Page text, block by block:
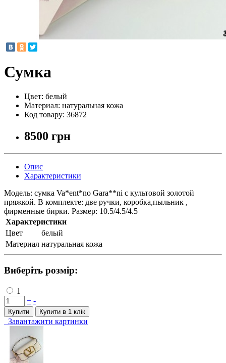
Сумка
Цвет: белый
Материал: натуральная кожа
Код товару: 36872
8500 грн
Опис
Характеристики
Модель: сумка Va*ent*no Gara**ni c культовой золотой
пряжкой. В комплекте: две ручки, коробка,пыльник ,
фирменные бирки. Размер: 10.5/4.5/4.5
Характеристики
Цвет
белый
Материал натуральная кожа
Виберіть розмір:
1
+ -
Купити Купити в 1 клiк
Завантажити картинки